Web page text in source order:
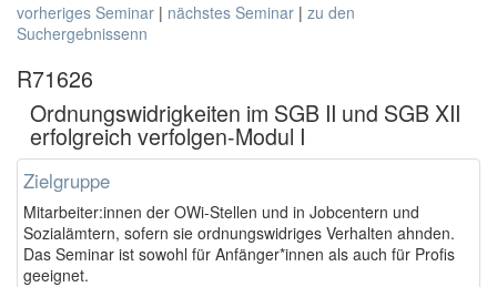
vorheriges Seminar | nächstes Seminar | zu den
Suchergebnissenn
R71626
Ordnungswidrigkeiten im SGB II und SGB XII
erfolgreich verfolgen-Modul I
Zielgruppe
Mitarbeiter:innen der OWi-Stellen und in Jobcentern und
Sozialämtern, sofern sie ordnungswidriges Verhalten ahnden.
Das Seminar ist sowohl für Anfänger*innen als auch für Profis
geeignet.